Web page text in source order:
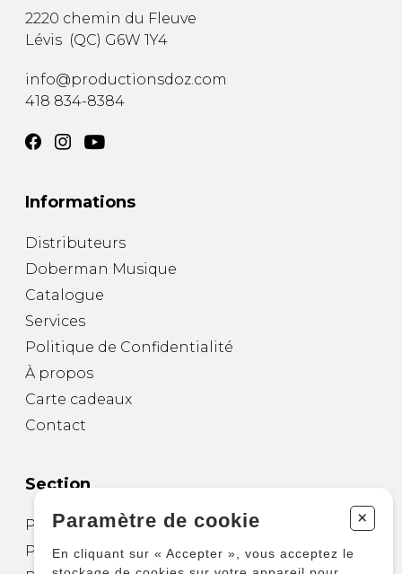
2220 chemin du Fleuve
Lévis (QC) G6W 1Y4
info@productionsdoz.com
418 834-8384
Informations
Distributeurs
Doberman Musique
Catalogue
Services
Politique de Confidentialité
À propos
Carte cadeaux
Contact
Section
Partitions pour guitare
Partitions pour autres instruments
Paramètre de cookie +
En cliquant sur « Accepter », vous acceptez le